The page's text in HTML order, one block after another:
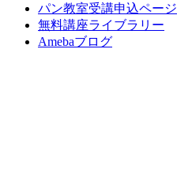
パン教室受講申込ページ
無料講座ライブラリー
Amebaブログ